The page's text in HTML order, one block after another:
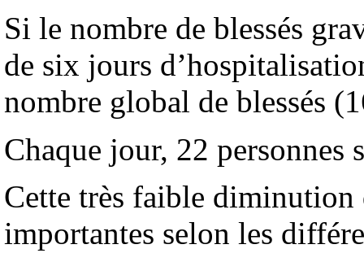
Si le nombre de blessés
de six jours
nombre global de blessés
Chaque jour, 22 personnes
Cette très faible diminution
importantes selon les